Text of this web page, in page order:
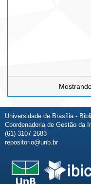
Universidade de Brasília -
Coordenadoria de Gestão da
(61) 3107-2683
repositorio@unb.br